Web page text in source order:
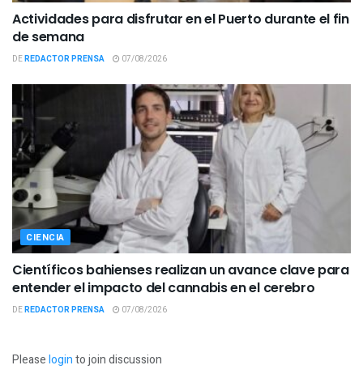
Actividades para disfrutar en el Puerto durante el fin
de semana
DEREDACTOR PRENSA 07/08/2026
CIENCIA
Científicos bahienses realizan un avance clave para
entender el impacto del cannabis en el cerebro
DEREDACTOR PRENSA 07/08/2026
Pleaseloginto join discussion